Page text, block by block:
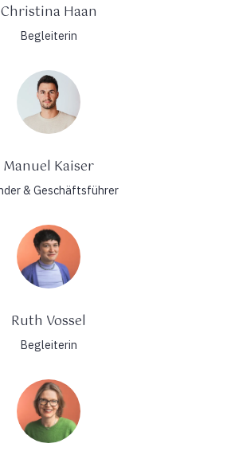
Christina Haan
Begleiterin
Manuel Kaiser
& Geschäftsführer
Ruth Vossel
Begleiterin